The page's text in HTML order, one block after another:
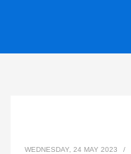
WEDNESDAY, 24 MAY 2023 /